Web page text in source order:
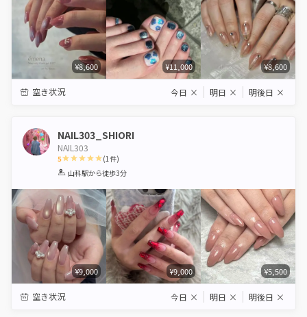
¥8,600 ¥11,000 ¥8,600
空き状況 今日 × 明日 × 明後日 ×
NAIL303_SHIORI
NAIL303
5
1 2 3 4 5
(1件)
山科駅から徒歩3分
¥9,000 ¥9,000 ¥5,500
空き状況 今日 × 明日 × 明後日 ×